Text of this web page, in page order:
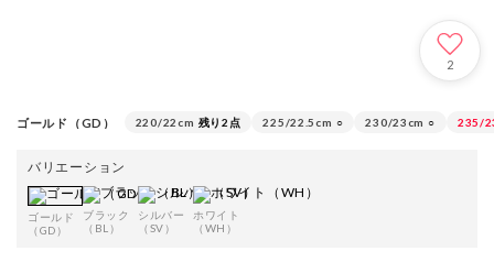
2
ゴールド（GD） 220/22cm 残り2点 225/22.5cm ○ 230/23cm ○ 235/
バリエーション
ゴールド
（GD）
ブラック
（BL）
シルバー
（SV）
ホワイト
（WH）